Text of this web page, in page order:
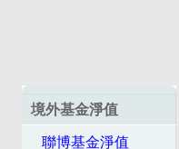
境外基金淨值
聯博基金淨值